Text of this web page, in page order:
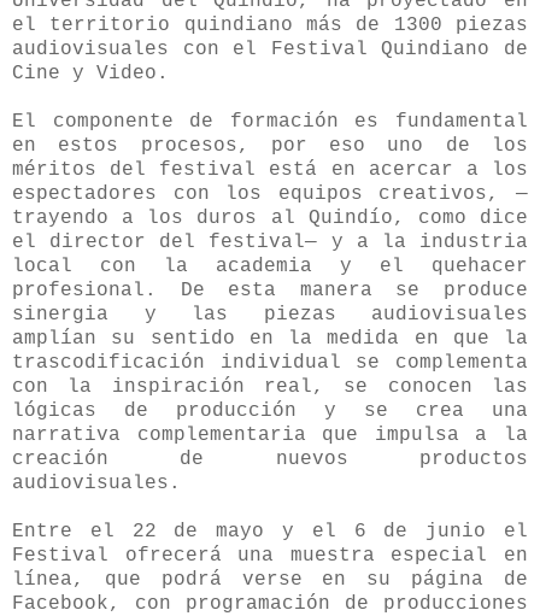
el territorio quindiano más de 1300 piezas
audiovisuales con el Festival Quindiano de
Cine y Video.
El componente de formación es fundamental
en estos procesos, por eso uno de los
méritos del festival está en acercar a los
espectadores con los equipos creativos, —
trayendo a los duros al Quindío, como dice
el director del festival— y a la industria
local con la academia y el quehacer
profesional. De esta manera se produce
sinergia y las piezas audiovisuales
amplían su sentido en la medida en que la
trascodificación individual se complementa
con la inspiración real, se conocen las
lógicas de producción y se crea una
narrativa complementaria que impulsa a la
creación de nuevos productos
audiovisuales.
Entre el 22 de mayo y el 6 de junio el
Festival ofrecerá una muestra especial en
línea, que podrá verse en su página de
Facebook, con programación de producciones